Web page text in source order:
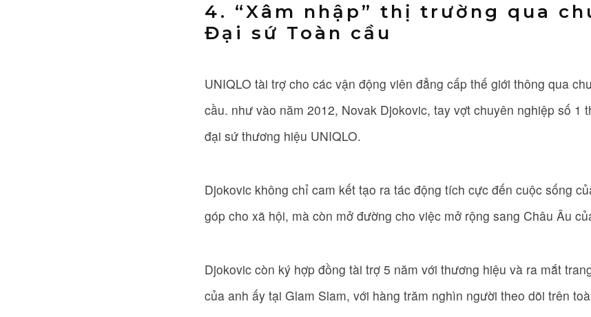
4. “Xâm nhập” thị trường qua
Đại sứ Toàn cầu
UNIQLO tài trợ cho các vận động viên đẳng cấp thế giới thông qua
cầu. như vào năm 2012, Novak Djokovic, tay vợt chuyên nghiệp số 1
đại sứ thương hiệu UNIQLO.
Djokovic không chỉ cam kết tạo ra tác động tích cực đến cuộc sống
góp cho xã hội, mà còn mở đường cho việc mở rộng sang Châu Âu
Djokovic còn ký hợp đồng tài trợ 5 năm với thương hiệu và ra mắt
của anh ấy tại Glam Slam, với hàng trăm nghìn người theo dõi trên